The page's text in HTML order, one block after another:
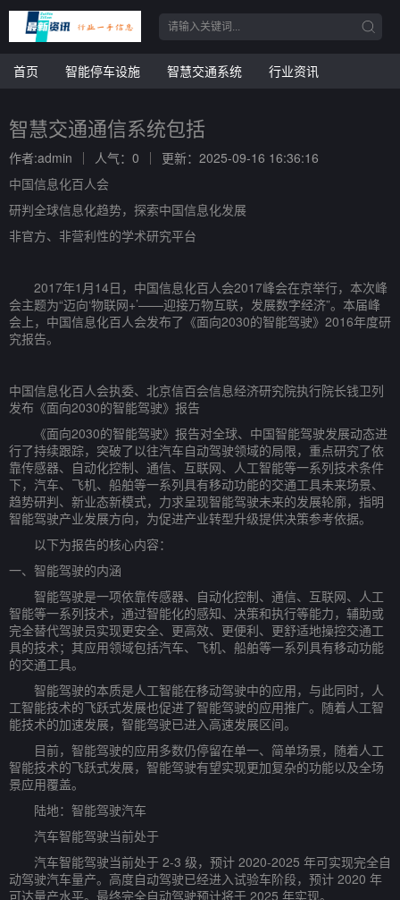
首页 智能停车设施 智慧交通系统 行业资讯
智慧交通通信系统包括
作者:admin 人气：0
更新：2025-09-16 16:36:16
中国信息化百人会
研判全球信息化趋势，探索中国信息化发展
非官方、非营利性的学术研究平台
2017年1月14日，中国信息化百人会2017峰会在京举行，本次峰
会主题为“迈向‘物联网+’——迎接万物互联，发展数字经济”。本届峰
会上，中国信息化百人会发布了《面向2030的智能驾驶》2016年度研
究报告。
中国信息化百人会执委、北京信百会信息经济研究院执行院长钱卫列
发布《面向2030的智能驾驶》报告
《面向2030的智能驾驶》报告对全球、中国智能驾驶发展动态进
行了持续跟踪，突破了以往汽车自动驾驶领域的局限，重点研究了依
靠传感器、自动化控制、通信、互联网、人工智能等一系列技术条件
下，汽车、飞机、船舶等一系列具有移动功能的交通工具未来场景、
趋势研判、新业态新模式，力求呈现智能驾驶未来的发展轮廓，指明
智能驾驶产业发展方向，为促进产业转型升级提供决策参考依据。
以下为报告的核心内容：
一、智能驾驶的内涵
智能驾驶是一项依靠传感器、自动化控制、通信、互联网、人工
智能等一系列技术，通过智能化的感知、决策和执行等能力，辅助或
完全替代驾驶员实现更安全、更高效、更便利、更舒适地操控交通工
具的技术；其应用领域包括汽车、飞机、船舶等一系列具有移动功能
的交通工具。
智能驾驶的本质是人工智能在移动驾驶中的应用，与此同时，人
工智能技术的飞跃式发展也促进了智能驾驶的应用推广。随着人工智
能技术的加速发展，智能驾驶已进入高速发展区间。
目前，智能驾驶的应用多数仍停留在单一、简单场景，随着人工
智能技术的飞跃式发展，智能驾驶有望实现更加复杂的功能以及全场
景应用覆盖。
陆地：智能驾驶汽车
汽车智能驾驶当前处于
汽车智能驾驶当前处于 2-3 级，预计 2020-2025 年可实现完全自
动驾驶汽车量产。高度自动驾驶已经进入试验车阶段，预计 2020 年
可达量产水平。最终完全自动驾驶预计将于 2025 年实现。